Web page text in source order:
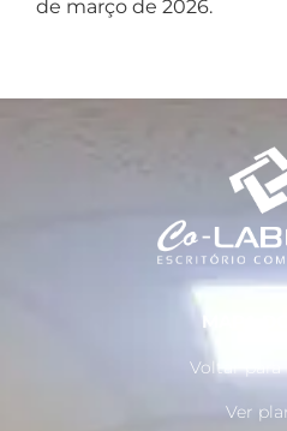
de março de 2026.
MAPA
Voltar para
Ver